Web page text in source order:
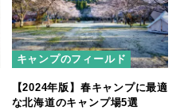
キャンプのフィールド
【2024年版】春キャンプに最適
な北海道のキャンプ場5選